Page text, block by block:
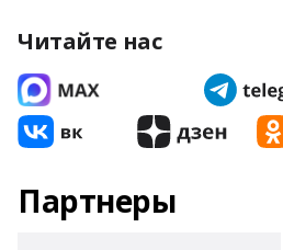
Читайте нас
Партнеры